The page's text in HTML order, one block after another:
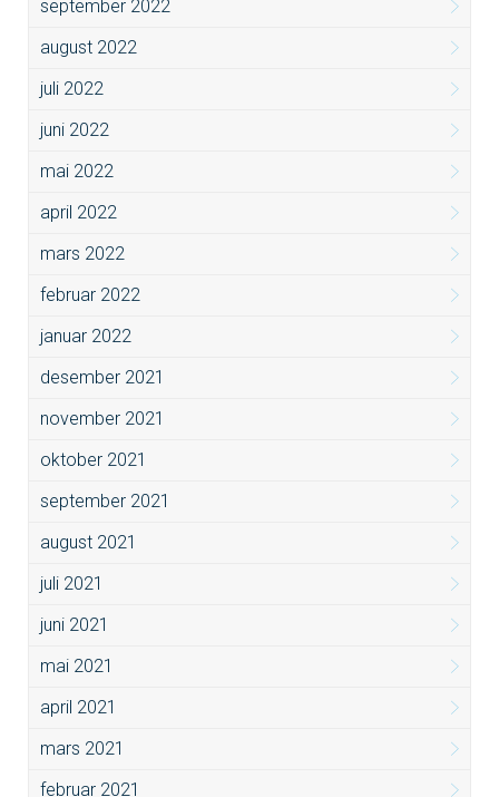
september 2022
august 2022
juli 2022
juni 2022
mai 2022
april 2022
mars 2022
februar 2022
januar 2022
desember 2021
november 2021
oktober 2021
september 2021
august 2021
juli 2021
juni 2021
mai 2021
april 2021
mars 2021
februar 2021